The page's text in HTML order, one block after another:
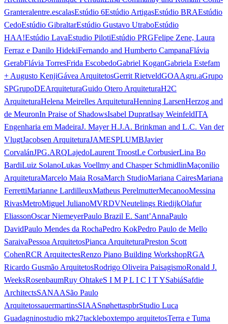
Granteralentre.escalasEstúdio 6Estúdio ArtigasEstúdio BRAEstúdio
CedoEstúdio GibraltarEstúdio Gustavo UtraboEstúdio
HAA!Estúdio LavaEstudio PilotiEstúdio PRGFelipe Zene, Laura
Ferraz e Danilo HidekiFernando and Humberto CampanaFlávia
GerabFlávia TorresFrida EscobedoGabriel KoganGabriela Estefam
+ Augusto KenjiGávea ArquitetosGerrit RietveldGOAAgru.aGrupo
SPGrupoDEArquiteturaGuido Otero ArquiteturaH2C
ArquiteturaHelena Meirelles ArquiteturaHenning LarsenHerzog and
de MeuronIn Praise of ShadowsIsabel DupratIsay WeinfeldITA
Engenharia em MadeiraJ. Mayer H.J.A. Brinkman and L.C. Van der
VlugtJacobsen ArquiteturaJAMESPLUMBJavier
CorvalánJPG.ARQLajedoLaurent TroostLe CorbusierLina Bo
BardiLuiz SolanoLukas Voellmy and Chasper SchmidlinMaçonilio
ArquiteturaMarcelo Maia RosaMarch StudioMariana CairesMariana
FerrettiMarianne LardilleuxMatheus PerelmutterMecanooMessina
RivasMetroMiguel JulianoMVRDVNeutelings RiedijkOlafur
EliassonOscar NiemeyerPaulo Brazil E. Sant’AnnaPaulo
DavidPaulo Mendes da RochaPedro KokPedro Paulo de Mello
SaraivaPessoa ArquitetosPianca ArquiteturaPreston Scott
CohenRCR ArquitectesRenzo Piano Building WorkshopRGA
Ricardo Gusmão ArquitetosRodrigo Oliveira PaisagismoRonald J.
WeeksRosenbaumRuy OhtakeS I M P L I C I T YSabiáSafdie
ArchitectsSANAASão Paulo
ArquitetossauermartinsSIAASnøhettaspbrStudio Luca
Guadagninostudio mk27tackleboxtempo arquitetosTerra e Tuma